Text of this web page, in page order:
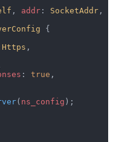
, addr : SocketAddr
{
Https ,
: true ,
( ns_config );